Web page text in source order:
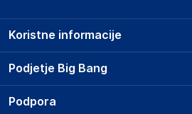
Podjetje Big Bang
O podjetju
Koristne informacije
Prodajna mesta
Storitve
Podpora